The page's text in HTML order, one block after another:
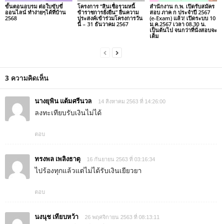
ขั้นตอนอบรม ต่อใบขับขี่
ออนไลน์ ทำง่ายๆได้ที่บ้าน
2568
โครงการ “สินเชื่อรวมหนี้
ข้าราชการยั่งยืน” ยื่นความ
ประสงค์เข้าร่วมโครงการวัน
นี้ – 31 ธันวาคม 2567
สำนักงาน ก.พ. เปิดรับสมัคร
สอบ ภาค ก ประจำปี 2567
(e-Exam) แล้ว! เปิดระบบ 10
ม.ค.2567 เวลา 08.30 น.
เป็นต้นไป จนกว่าที่นั่งสอบจะ
เต็ม
3 ความคิดเห็น
นางยุพิน แต้มศรีนวล 14 สิงหาคม 2563 ที่ 14:26:00
ลงทะเทียบรับเงินไม่ได้
ตอบ
ทรงพล เพลิงธาตุ 16 กันยายน 2563 ที่ 03:16:34
ไปร้องทุกแล้วแต่ไม่ได้รับเงินเยียวยา
ตอบ
นงนุช เทียบหว้า 26 พฤศจิกายน 2563 ที่ 08:13:11